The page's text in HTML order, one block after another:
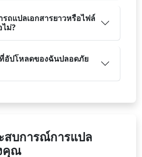
ถแปลเอกสารยาวหรือไฟล์
ม่?
อัปโหลดของฉันปลอดภัย
สบการณ์การแปล
คุณ